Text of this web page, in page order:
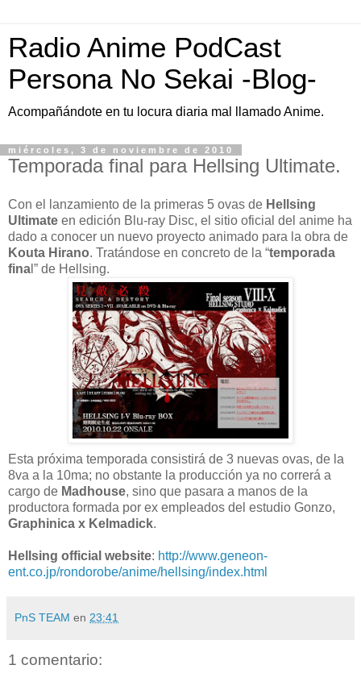
Radio Anime PodCast
Persona No Sekai -Blog-
Acompañándote en tu locura diaria mal llamado Anime.
miércoles, 3 de noviembre de 2010
Temporada final para Hellsing Ultimate.
Con el lanzamiento de la primeras 5 ovas de Hellsing
Ultimate en edición Blu-ray Disc, el sitio oficial del anime ha
dado a conocer un nuevo proyecto animado para la obra de
Kouta Hirano. Tratándose en concreto de la “temporada
fina l” de Hellsing.
Esta próxima temporada consistirá de 3 nuevas ovas, de la
8va a la 10ma; no obstante la producción ya no correrá a
cargo de Madhouse, sino que pasara a manos de la
productora formada por ex empleados del estudio Gonzo,
Graphinica x Kelmadick.
Hellsing official website: http://www.geneon-
ent.co.jp/rondorobe/anime/hellsing/index.html
PnS TEAM en 23:41
1 comentario: